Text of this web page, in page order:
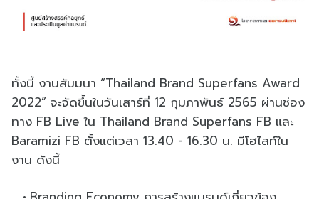
ทั้งนี้ งานสัมมนา “Thailand Brand Superfans Award
2022” จะจัดขึ้นในวันเสาร์ที่ 12 กุมภาพันธ์ 2565 ผ่านช่อง
ทาง FB Live ใน Thailand Brand Superfans FB และ
Baramizi FB ตั้งแต่เวลา 13.40 - 16.30 น. มีโฮไลท์ใน
งาน ดังนี้